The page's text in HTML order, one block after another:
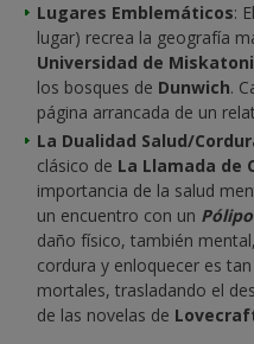
Lugares Emblemáticos:
lugar) recrea la geografía
Universidad de
los bosques de Dunwich.
página arrancada de un
La Dualidad Salud/
clásico de La Llamada de
importancia de la salud
un encuentro con un
daño físico, también
cordura y enloquecer es
mortales, trasladando el
de las novelas de